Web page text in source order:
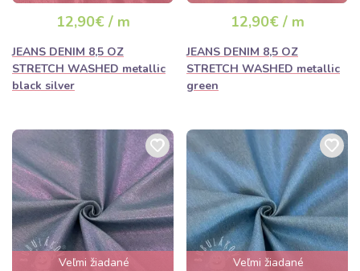
hodín
12,90€ / m
JEANS DENIM 8,5 OZ
STRETCH WASHED metallic
black silver
hodín
12,90€ / m
JEANS DENIM 8,5 OZ
STRETCH WASHED metallic
green
Veľmi žiadané
Veľmi žiadané